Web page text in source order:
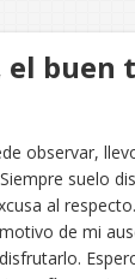
el buen
observar,
suelo
al
de mi